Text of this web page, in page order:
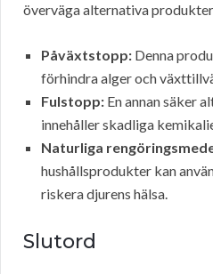
överväga alternativa
Påväxtstopp: Denna
förhindra alger och
Fulstopp: En annan säker
innehåller skadliga
Naturliga
hushållsprodukter kan
riskera djurens hälsa.
Slutord